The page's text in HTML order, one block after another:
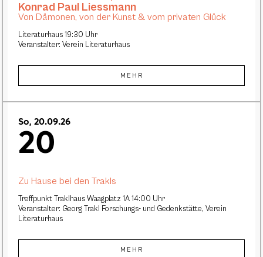
Literaturhaus 19:30 Uhr
Veranstalter: Verein Literaturhaus
Konrad Paul Liessmann
Von Dämonen, von der Kunst & vom privaten Glück
MEHR
So, 20.09.26
20
Treffpunkt Traklhaus Waagplatz 1A 14:00 Uhr
Veranstalter: Georg Trakl Forschungs- und Gedenkstätte, Verein
Literaturhaus
Zu Hause bei den Trakls
MEHR